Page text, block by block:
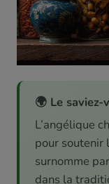
🌍 Le saviez-
L’angélique
pour soutenir
surnomme
dans la